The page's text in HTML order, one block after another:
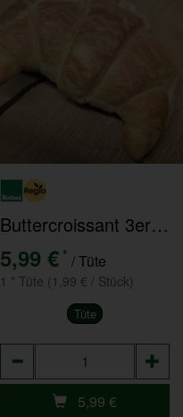
Buttercroissant 3er Pack
5,99 € * / Tüte
1 * Tüte (1,99 € / Stück)
Tüte
5,99 €